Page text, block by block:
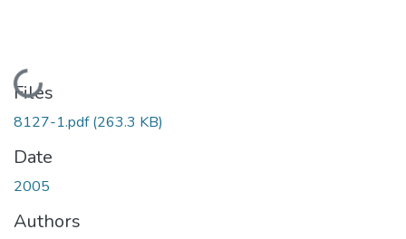
Loading...
Files
8127-1.pdf(263.3 KB)
Date
2005
Authors